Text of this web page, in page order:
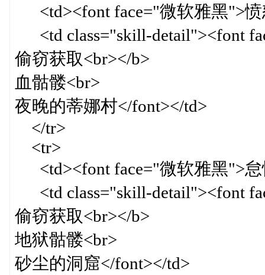
<td><font face="微软雅黑">愤
<td class="skill-detail"><font
偷窃获取<br></b>
血骷髅<br>
夜晚的蒂娜村</font></td>
</tr>
<tr>
<td><font face="微软雅黑">怠
<td class="skill-detail"><font
偷窃获取<br></b>
地狱骷髅<br>
砂尘的洞窟</font></td>